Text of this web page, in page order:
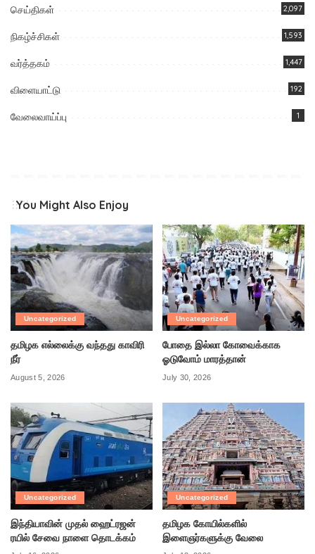
செய்திகள் 2,097
நிகழ்ச்சிகள் 1,593
வர்த்தகம் 1,447
விளையாட்டு 192
வேலைவாய்ப்பு 1
You Might Also Enjoy
Uncategorized
தமிழக எல்லைக்கு வந்தது காவிரி
நீர்
August 5, 2026
Uncategorized
போதை இல்லா கோவைக்காக
ஓடுவோம் மாரத்தான்
July 30, 2026
Uncategorized
இந்தியாவின் முதல் ஹைட்ரஜன்
ரயில் சேவை நாளை தொடக்கம்
Uncategorized
தமிழக கோயில்களில்
இளைஞர்களுக்கு வேலை